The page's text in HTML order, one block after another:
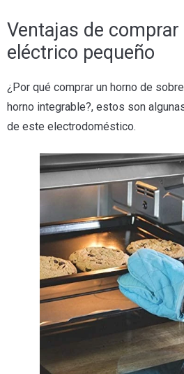
Ventajas de
eléctrico pequeño
¿Por qué comprar un horno de
horno integrable?, estos son
de este electrodoméstico.